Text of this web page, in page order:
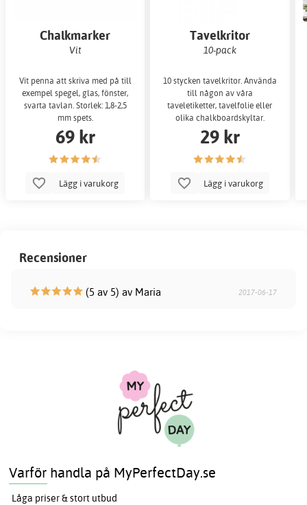
Chalkmarker
Vit
Vit penna att skriva med på till
exempel spegel, glas, fönster,
svarta tavlan. Storlek: 1,8-2,5
mm spets.
69 kr
Lägg i varukorg
Tavelkritor
10-pack
10 stycken tavelkritor. Använda
till någon av våra
taveletiketter, tavelfolie eller
olika chalkboardskyltar.
29 kr
Lägg i varukorg
Recensioner
(5 av 5) av Maria 2017-06-17
Varför handla på MyPerfectDay.se
Låga priser & stort utbud